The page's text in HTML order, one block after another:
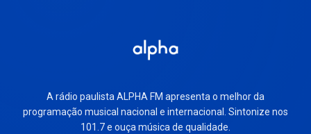
A rádio paulista ALPHA FM apresenta o melhor da
programação musical nacional e internacional. Sintonize nos
101.7 e ouça música de qualidade.